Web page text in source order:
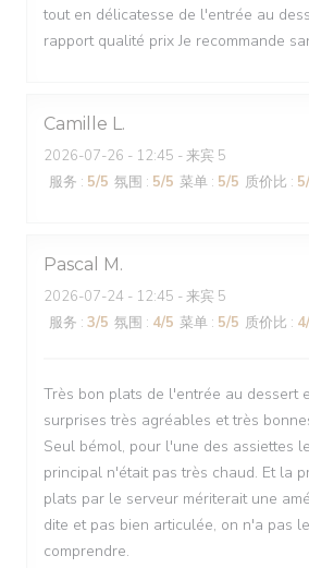
tout en délicatesse de l'entrée au
rapport qualité prix Je recommande
Camille L
2026-07-26 - 12:45 - 来宾 5
服务 : 5/5 氛围 : 5/5 菜单 : 5/5 质价比 : 5
Pascal M
2026-07-24 - 12:45 - 来宾 5
服务 : 3/5 氛围 : 4/5 菜单 : 5/5 质价比 : 4
Très bon plats de l'entrée au dessert
surprises très agréables et très
Seul bémol, pour l'une des assiettes
principal n'était pas très chaud. Et la
plats par le serveur mériterait une
dite et pas bien articulée, on n'a pas
comprendre.